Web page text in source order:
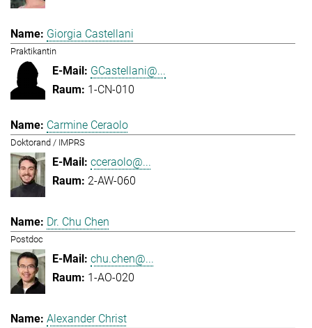
Giorgia Castellani
Praktikantin
GCastellani@...
1-CN-010
Carmine Ceraolo
Doktorand / IMPRS
cceraolo@...
2-AW-060
Dr. Chu Chen
Postdoc
chu.chen@...
1-AO-020
Alexander Christ